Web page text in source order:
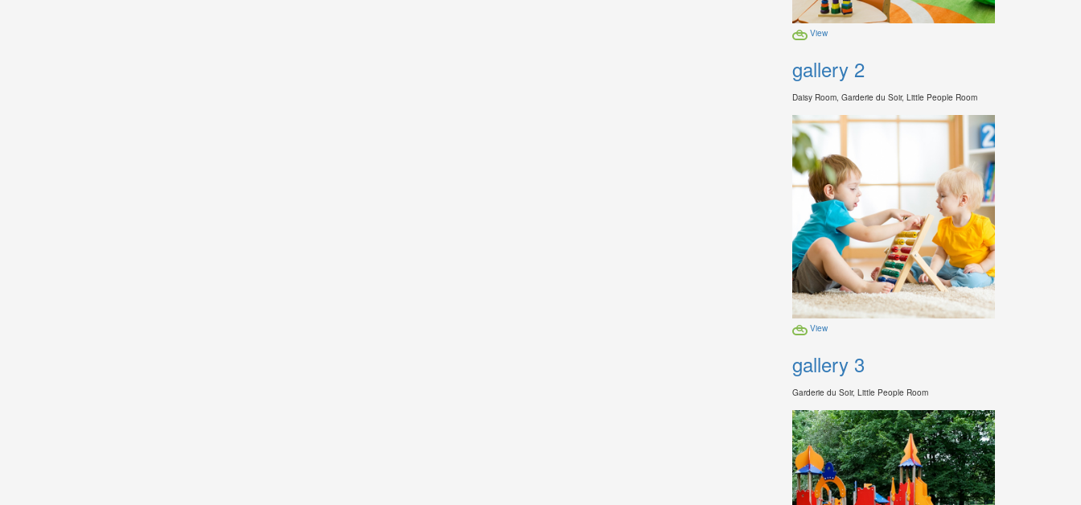
View
gallery 2
Daisy Room, Garderie du Soir, Little People Room
View
gallery 3
Garderie du Soir, Little People Room